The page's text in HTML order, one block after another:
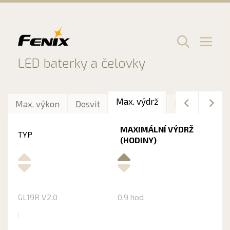
LED baterky a čelovky
Menu
Max. výkon Dosvit Max. výdrž Délka
TYP
MAXIMÁLNÍ VÝDRŽ
(HODINY)
GL19R V2.0 0,9 hod